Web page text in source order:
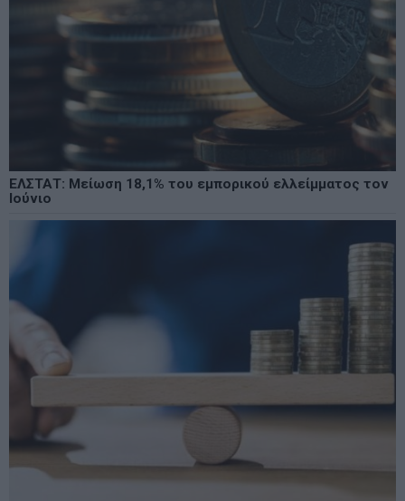
ΕΛΣΤΑΤ: Μείωση 18,1% του εμπορικού ελλείμματος τον
Ιούνιο